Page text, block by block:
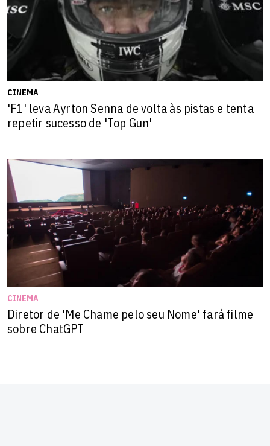
CINEMA
'F1' leva Ayrton Senna de volta às pistas e tenta
repetir sucesso de 'Top Gun'
CINEMA
Diretor de 'Me Chame pelo seu Nome' fará filme
sobre ChatGPT